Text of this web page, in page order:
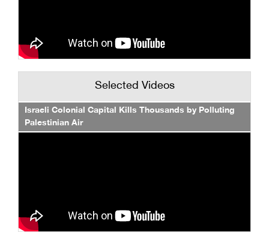
Selected Videos
Israeli Colonial Capital Kills Thousands by Polluting
Palestinian Air